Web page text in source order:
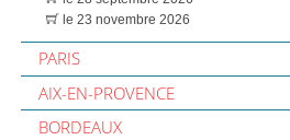
le 23 novembre 2026
PARIS
AIX-EN-PROVENCE
BORDEAUX